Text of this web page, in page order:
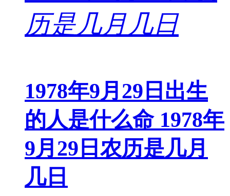
1978年9月29日出生
的人是什么命 1978年
9月29日农历是几月
几日